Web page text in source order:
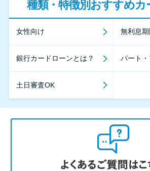
種類・特徴別おすすめカ
女性向け 無利息
銀行カードローンとは？ パート
土日審査OK